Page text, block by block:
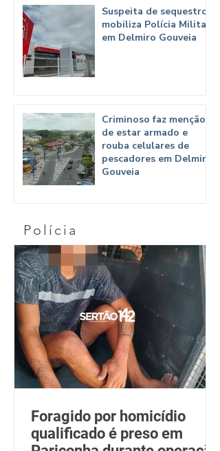
Suspeita de sequestro
mobiliza Polícia Militar
em Delmiro Gouveia
Criminoso faz menção
de estar armado e
rouba celulares de
pescadores em Delmiro
Gouveia
Polícia
Foragido por homicídio
qualificado é preso em